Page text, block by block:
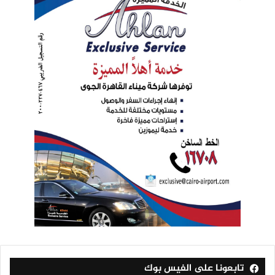
تابعونا على الفيس بوك